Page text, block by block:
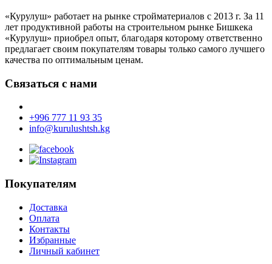
«Курулуш» работает на рынке стройматериалов с 2013 г. За 11
лет продуктивной работы на строительном рынке Бишкека
«Курулуш» приобрел опыт, благодаря которому ответственно
предлагает своим покупателям товары только самого лучшего
качества по оптимальным ценам.
Связаться с нами
+996 777 11 93 35
info@kurulushtsh.kg
Покупателям
Доставка
Оплата
Контакты
Избранные
Личный кабинет